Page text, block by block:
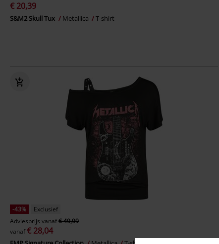
€ 20,39
S&M2 Skull Tux Metallica T-shirt
-43%
Exclusief
Adviesprijs vanaf€ 49,99
vanaf€ 28,04